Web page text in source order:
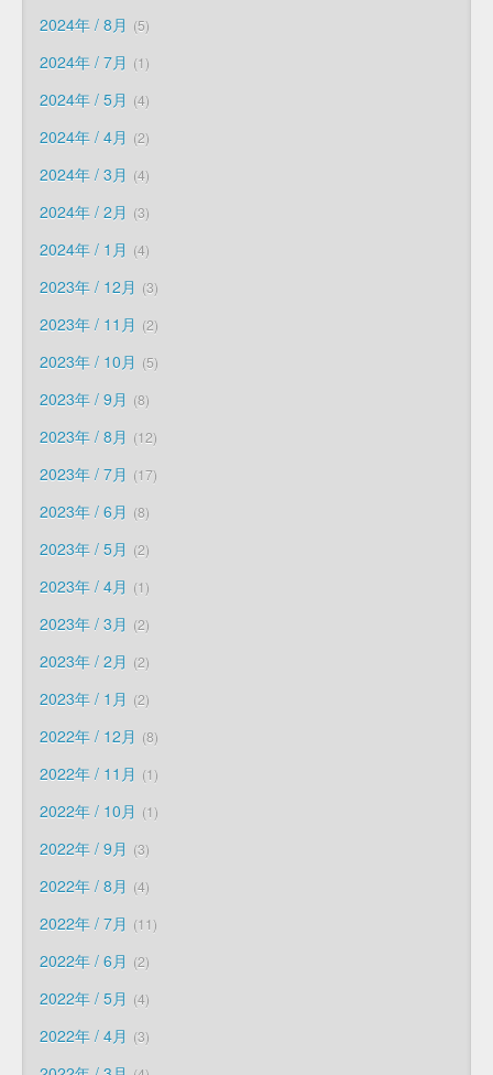
2024年 / 8月 5
2024年 / 7月 1
2024年 / 5月 4
2024年 / 4月 2
2024年 / 3月 4
2024年 / 2月 3
2024年 / 1月 4
2023年 / 12月 3
2023年 / 11月 2
2023年 / 10月 5
2023年 / 9月 8
2023年 / 8月 12
2023年 / 7月 17
2023年 / 6月 8
2023年 / 5月 2
2023年 / 4月 1
2023年 / 3月 2
2023年 / 2月 2
2023年 / 1月 2
2022年 / 12月 8
2022年 / 11月 1
2022年 / 10月 1
2022年 / 9月 3
2022年 / 8月 4
2022年 / 7月 11
2022年 / 6月 2
2022年 / 5月 4
2022年 / 4月 3